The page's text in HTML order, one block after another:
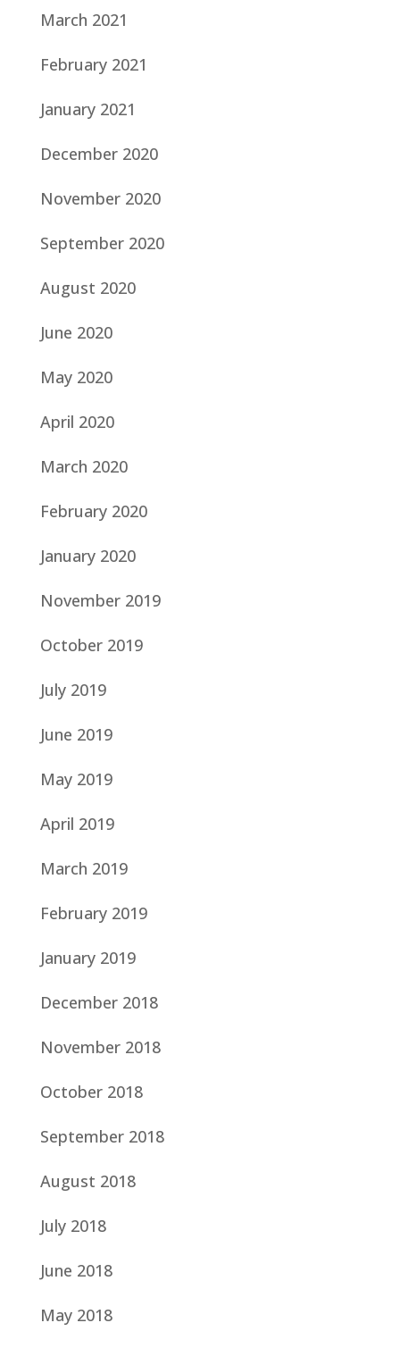
March 2021
February 2021
January 2021
December 2020
November 2020
September 2020
August 2020
June 2020
May 2020
April 2020
March 2020
February 2020
January 2020
November 2019
October 2019
July 2019
June 2019
May 2019
April 2019
March 2019
February 2019
January 2019
December 2018
November 2018
October 2018
September 2018
August 2018
July 2018
June 2018
May 2018